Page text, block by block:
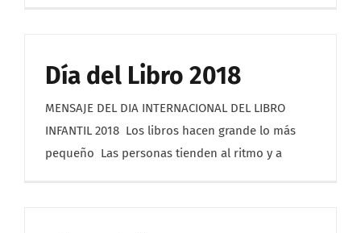
Día del Libro 2018
MENSAJE DEL DIA INTERNACIONAL DEL LIBRO
INFANTIL 2018 Los libros hacen grande lo más
pequeño Las personas tienden al ritmo y a